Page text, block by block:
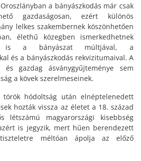
a bányászkodás már csak
gazdaságosan, ezért különös
lelkes szakembernek köszönhetően
élethű közegben ismerkedhetnek
a bányászat múltjával, a
és a bányászkodás rekvizitumaival. A
gazdag ásványgyűjteménye sem
a kövek szerelmeseinek.
török hódoltság után elnéptelenedett
hozták vissza az életet a 18. század
magyarországi kisebbség
is jegyzik, mert hűen berendezett
tiszteletre méltóan ápolja az előző